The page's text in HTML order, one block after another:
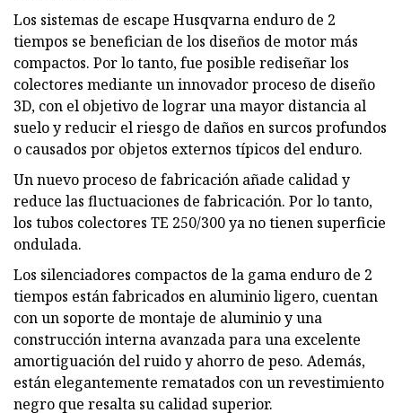
Los sistemas de escape Husqvarna enduro de 2
tiempos se benefician de los diseños de motor más
compactos. Por lo tanto, fue posible rediseñar los
colectores mediante un innovador proceso de diseño
3D, con el objetivo de lograr una mayor distancia al
suelo y reducir el riesgo de daños en surcos profundos
o causados ​​por objetos externos típicos del enduro.
Un nuevo proceso de fabricación añade calidad y
reduce las fluctuaciones de fabricación. Por lo tanto,
los tubos colectores TE 250/300 ya no tienen superficie
ondulada.
Los silenciadores compactos de la gama enduro de 2
tiempos están fabricados en aluminio ligero, cuentan
con un soporte de montaje de aluminio y una
construcción interna avanzada para una excelente
amortiguación del ruido y ahorro de peso. Además,
están elegantemente rematados con un revestimiento
negro que resalta su calidad superior.